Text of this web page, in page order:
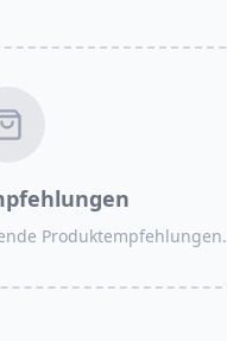
Produktempfehlungen.